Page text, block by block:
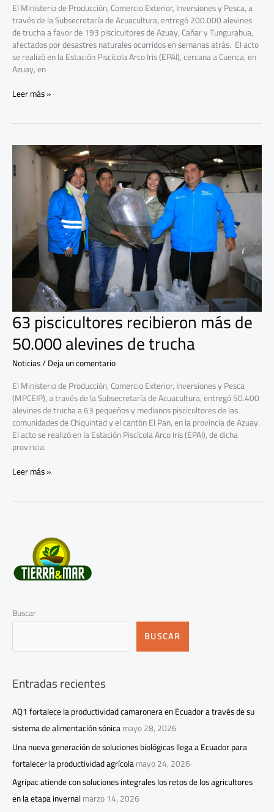
El Ministerio de Producción, Comercio Exterior, Inversiones y Pesca, a
través de la Subsecretaría de Acuacultura, entregó 200.000 alevines
de trucha a favor de 193 piscicultores de Azuay, Cañar y Tungurahua,
afectados por desastres naturales ocurridos en semanas atrás. El acto
se realizó en la Estación Piscícola Arco Iris (EPAI), cercana a Cuenca, en
Azuay, en
Leer más »
63 piscicultores recibieron más de
50.000 alevines de trucha
Noticias/Deja un comentario
El Ministerio de Producción, Comercio Exterior, Inversiones y Pesca
(MPCEIP), a través de la Subsecretaría de Acuacultura, entregó 50.400
alevines de trucha a 63 pequeños y medianos piscicultores de las
comunidades de Chiquintad y el cantón El Pan, en la provincia de Azuay.
El acto se realizó en la Estación Piscícola Arco Iris (EPAI), de dicha
provincia.
63
piscicultores
recibieron
alevines
de
trucha
Leer más »
Buscar
BUSCAR
Entradas recientes
AQ1 fortalece la productividad camaronera en Ecuador a través de su
sistema de alimentación sónicamayo 28, 2026
Una nueva generación de soluciones biológicas llega a Ecuador para
fortalecer la productividad agrícolamayo 24, 2026
Agripac atiende con soluciones integrales los retos de los agricultores
en la etapa invernalmarzo 14, 2026